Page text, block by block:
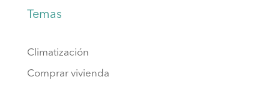
Temas
Climatización
Comprar vivienda